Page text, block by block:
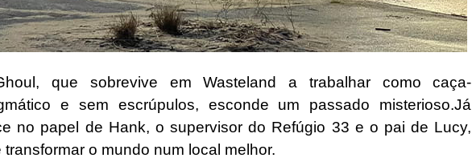
que sobrevive em Wasteland a trabalhar como caça-
e sem escrúpulos, esconde um passado misterioso.Já
no papel de Hank, o supervisor do Refúgio 33 e o pai de Lucy,
o mundo num local melhor.